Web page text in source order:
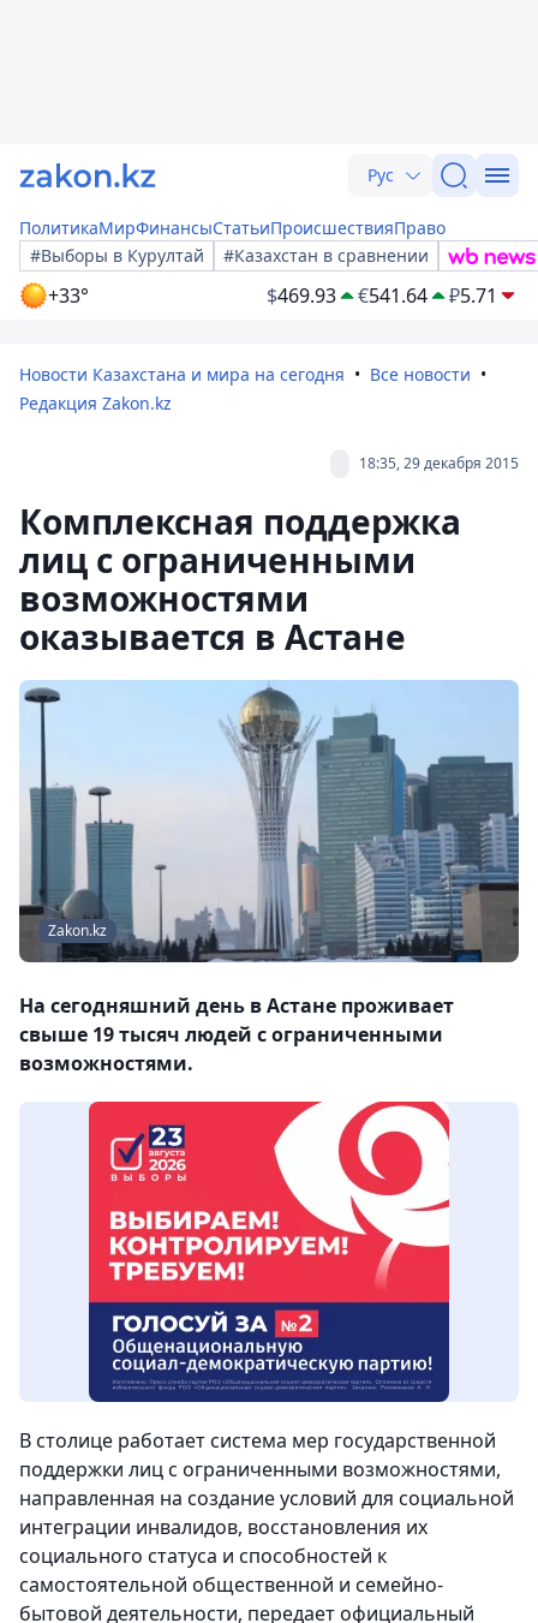
Рус
ПолитикаМирФинансыСтатьиПроисшествияПраво
#Выборы в Курултай
#Казахстан в сравнении
+33° $469.93 €541.64 ₽5.71
Новости Казахстана и мира на сегодня
Все новости
Редакция Zakon.kz
18:35, 29 декабря 2015
Комплексная поддержка
лиц с ограниченными
возможностями
оказывается в Астане
Zakon.kz
На сегодняшний день в Астане проживает
свыше 19 тысяч людей с ограниченными
возможностями.
В столице работает система мер государственной
поддержки лиц с ограниченными возможностями,
направленная на создание условий для социальной
интеграции инвалидов, восстановления их
социального статуса и способностей к
самостоятельной общественной и семейно-
бытовой деятельности, передает официальный